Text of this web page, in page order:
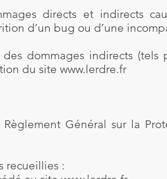
directs et indirects
d’un bug ou d’une
dommages indirects (tels
du site www.lerdre.fr
Général sur la
recueillies :